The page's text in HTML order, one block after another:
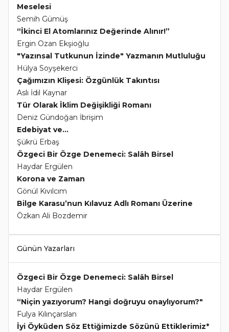
Meselesi
Semih Gümüş
“İkinci El Atomlarınız Değerinde Alınır!”
Ergin Ozan Ekşioğlu
"Yazınsal Tutkunun İzinde" Yazmanın Mutluluğu
Hülya Soyşekerci
Çağımızın Klişesi: Özgünlük Takıntısı
Aslı İdil Kaynar
Tür Olarak İklim Değişikliği Romanı
Deniz Gündoğan İbrişim
Edebiyat ve...
Şükrü Erbaş
Özgeci Bir Özge Denemeci: Salâh Birsel
Haydar Ergülen
Korona ve Zaman
Gönül Kıvılcım
Bilge Karasu’nun Kılavuz Adlı Romanı Üzerine
Özkan Ali Bozdemir
Günün Yazarları
Özgeci Bir Özge Denemeci: Salâh Birsel
Haydar Ergülen
“Niçin yazıyorum? Hangi doğruyu onaylıyorum?"
Fulya Kılınçarslan
İyi Öyküden Söz Ettiğimizde Sözünü Ettiklerimiz*